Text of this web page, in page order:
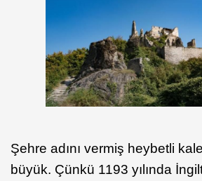
Şehre adını vermiş heybetli
büyük. Çünkü 1193 yılında